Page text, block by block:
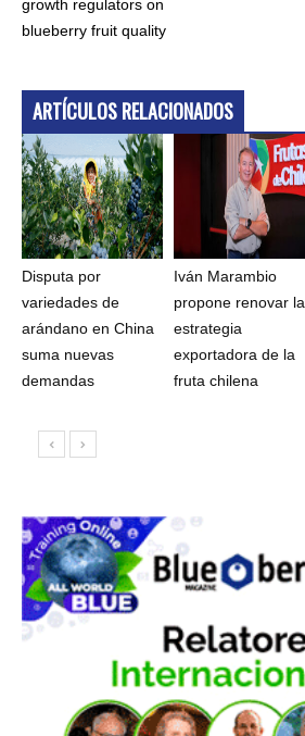
growth regulators on
blueberry fruit quality
ARTÍCULOS RELACIONADOS
Disputa por
variedades de
arándano en China
suma nuevas
demandas
Iván Marambio
propone renovar la
estrategia
exportadora de la
fruta chilena